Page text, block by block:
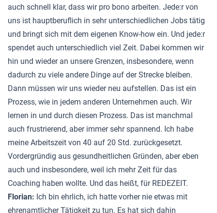
auch schnell klar, dass wir pro bono arbeiten. Jede:r von
uns ist hauptberuflich in sehr unterschiedlichen Jobs tätig
und bringt sich mit dem eigenen Know-how ein. Und jede:r
spendet auch unterschiedlich viel Zeit. Dabei kommen wir
hin und wieder an unsere Grenzen, insbesondere, wenn
dadurch zu viele andere Dinge auf der Strecke bleiben.
Dann müssen wir uns wieder neu aufstellen. Das ist ein
Prozess, wie in jedem anderen Unternehmen auch. Wir
lernen in und durch diesen Prozess. Das ist manchmal
auch frustrierend, aber immer sehr spannend. Ich habe
meine Arbeitszeit von 40 auf 20 Std. zurückgesetzt.
Vordergründig aus gesundheitlichen Gründen, aber eben
auch und insbesondere, weil ich mehr Zeit für das
Coaching haben wollte. Und das heißt, für REDEZEIT.
Florian: Ich bin ehrlich, ich hatte vorher nie etwas mit
ehrenamtlicher Tätigkeit zu tun. Es hat sich dahin